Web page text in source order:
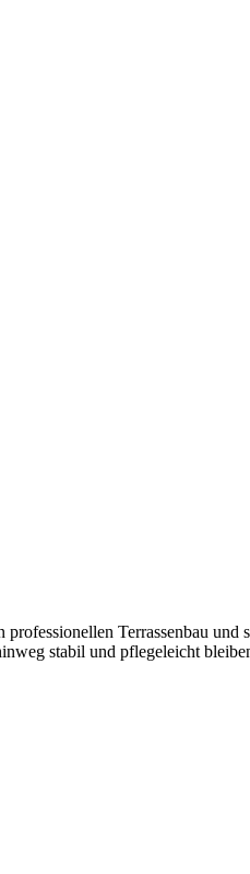
Terrassenbau
stabil und pflegeleicht